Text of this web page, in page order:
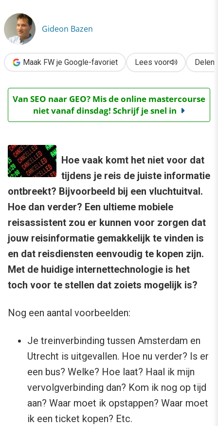
Gideon Bazen
Maak FW je Google-favoriet Lees voor Delen
Van SEO naar GEO? Mis de online mastercourse
niet vanaf dinsdag! Schrijf je snel in
Hoe vaak komt het niet voor dat
tijdens je reis de juiste informatie
ontbreekt? Bijvoorbeeld bij een vluchtuitval.
Hoe dan verder? Een ultieme mobiele
reisassistent zou er kunnen voor zorgen dat
jouw reisinformatie gemakkelijk te vinden is
en dat reisdiensten eenvoudig te kopen zijn.
Met de huidige internettechnologie is het
toch voor te stellen dat zoiets mogelijk is?
Nog een aantal voorbeelden:
Je treinverbinding tussen Amsterdam en
Utrecht is uitgevallen. Hoe nu verder? Is er
een bus? Welke? Hoe laat? Haal ik mijn
vervolgverbinding dan? Kom ik nog op tijd
aan? Waar moet ik opstappen? Waar moet
ik een ticket kopen? Etc.